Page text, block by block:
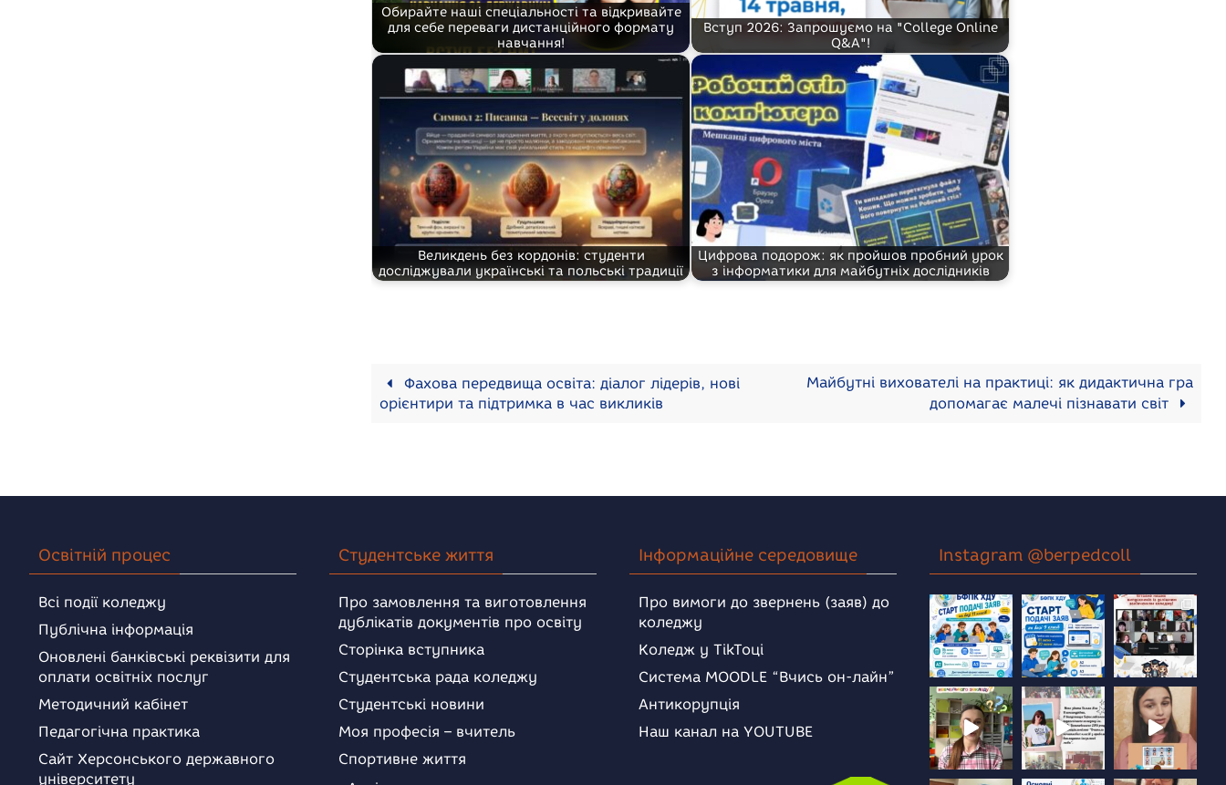
Обирайте наші спеціальності та відкривайте
для себе переваги дистанційного формату
навчання!
Вступ 2026: Запрошуємо на "College Online
Q&A"!
Великдень без кордонів: студенти
досліджували українські та польські традиції
Цифрова подорож: як пройшов пробний урок
з інформатики для майбутніх дослідників
Фахова передвища освіта: діалог лідерів, нові
орієнтири та підтримка в час викликів
Майбутні вихователі на практиці: як дидактична гра
допомагає малечі пізнавати світ
Освітній процес
Всі події коледжу
Публічна інформація
Оновлені банківські реквізити для
оплати освітніх послуг
Методичний кабінет
Педагогічна практика
Сайт Херсонського державного
університету
Студентське життя
Про замовлення та виготовлення
дублікатів документів про освіту
Сторінка вступника
Студентська рада коледжу
Студентські новини
Моя професія – вчитель
Спортивне життя
Інформаційне середовище
Про вимоги до звернень (заяв) до
коледжу
Коледж у TikToці
Система MOODLE “Вчись он-лайн”
Антикорупція
Наш канал на YOUTUBE
Instagram @berpedcoll